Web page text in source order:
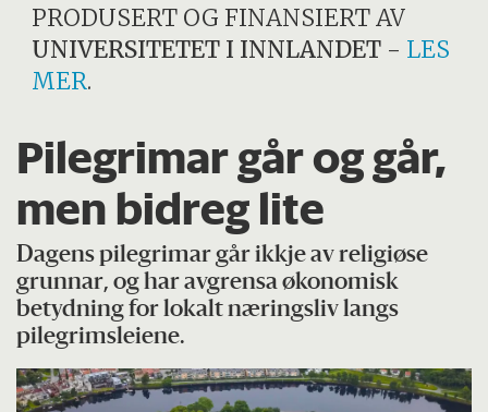
PRODUSERT OG FINANSIERT AV
UNIVERSITETET I INNLANDET - LES
MER.
Pilegrimar går og går,
men bidreg lite
Dagens pilegrimar går ikkje av religiøse
grunnar, og har avgrensa økonomisk
betydning for lokalt næringsliv langs
pilegrimsleiene.